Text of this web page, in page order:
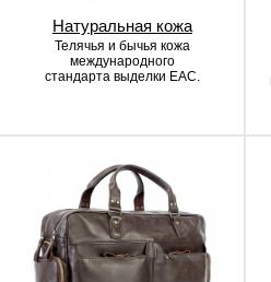
Натуральная кожа
Телячья и бычья кожа
международного
стандарта выделки EAC.